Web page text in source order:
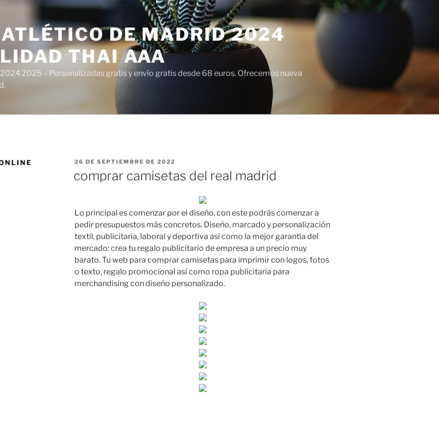
DE MADRID 2024
THAI AAA
2025 – Personalizadas gratis y envío gratis desde 68 euros. Ofrecemos nueva
PUBLICADO
26 DE SEPTIEMBRE DE 2022
comprar camisetas del real madrid
Lo principal es comenzar por el diseño, con este podrás comenzar a
pedir presupuestos más concretos. Diseño, marcado y personalización
textil, publicitaria, laboral y deportiva así como la mejor garantía del
mercado: crea tu regalo publicitario de empresa a un precio muy
barato. Tu web para comprar camisetas para imprimir con logos, fotos
o texto, regalo promocional así como ropa publicitaria para
merchandising con diseño personalizado.